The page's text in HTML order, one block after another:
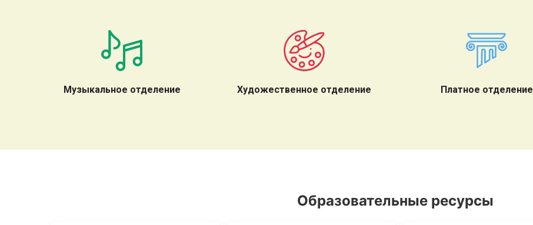
Музыкальное отделение Художественное отделение Платное отделение
Образовательные ресурсы